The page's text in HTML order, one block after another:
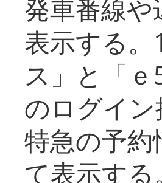
発車番線
表示する
ス」と「
のログイ
特急の予
て表示す